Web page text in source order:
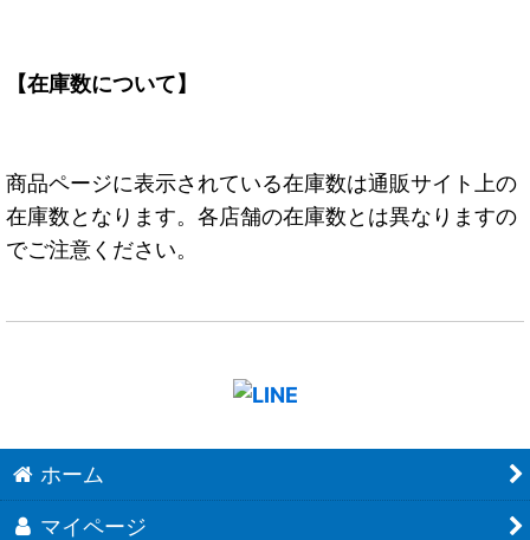
【在庫数について】
商品ページに表示されている在庫数は通販サイト上の
在庫数となります。各店舗の在庫数とは異なりますの
でご注意ください。
ホーム
マイページ